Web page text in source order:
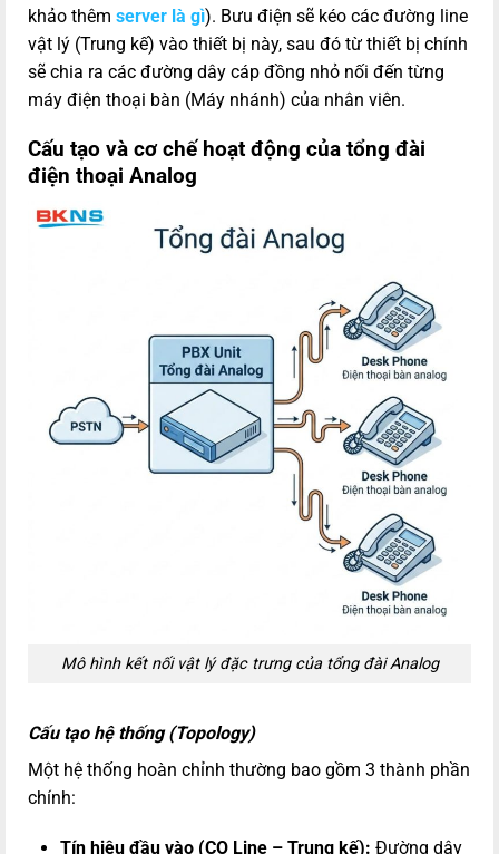
khảo thêm server là gì). Bưu điện sẽ kéo các đường line
vật lý (Trung kế) vào thiết bị này, sau đó từ thiết bị chính
sẽ chia ra các đường dây cáp đồng nhỏ nối đến từng
máy điện thoại bàn (Máy nhánh) của nhân viên.
Cấu tạo và cơ chế hoạt động của tổng đài
điện thoại Analog
Mô hình kết nối vật lý đặc trưng của tổng đài Analog
Cấu tạo hệ thống (Topology)
Một hệ thống hoàn chỉnh thường bao gồm 3 thành phần
chính:
Tín hiệu đầu vào (CO Line – Trung kế): Đường dây